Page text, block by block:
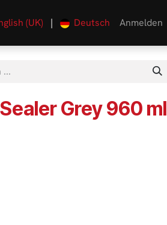
(UK) | Deutsch Anmelden
Grey 960 ml